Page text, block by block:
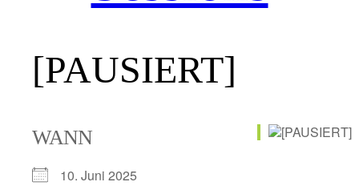
[PAUSIERT]
WANN
10. Juni 2025